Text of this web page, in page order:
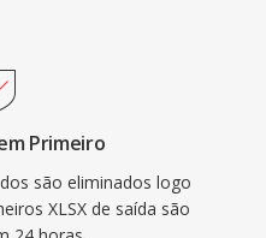
Primeiro
são eliminados logo
XLSX de saída são